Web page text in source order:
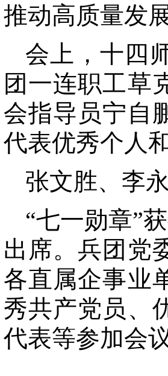
推动高质量发
会上，十四
团一连职工草
会指导员宁自
代表优秀个人
张文胜、李
“七一勋章”
出席。兵团党
各直属企事业
秀共产党员、
代表等参加会